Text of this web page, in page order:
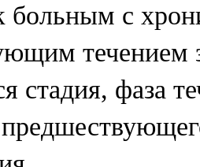
больным с
течением
стадия, фаза